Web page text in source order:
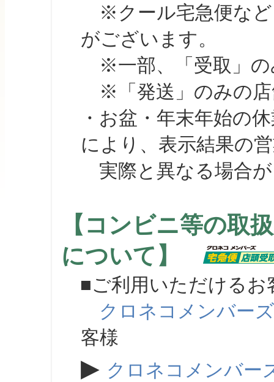
※クール宅急便など
がございます。
※一部、「受取」の
※「発送」のみの店
・お盆・年末年始の
により、表示結果の
実際と異なる場合が
【コンビニ等の取
について】
■ご利用いただけるお
クロネコメンバーズ
客様
▶ クロネコメンバー